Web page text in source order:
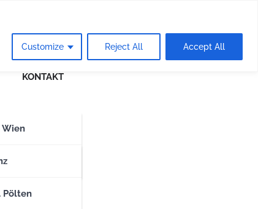
Customize Reject All Accept All
Wien
Pölten
KONTAKT